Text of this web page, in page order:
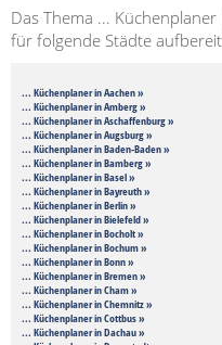
Das Thema ...
für folgende Städte
... Küchenplaner in Aachen »
... Küchenplaner in Amberg »
... Küchenplaner in Aschaffenburg »
... Küchenplaner in Augsburg »
... Küchenplaner in Baden-Baden »
... Küchenplaner in Bamberg »
... Küchenplaner in Basel »
... Küchenplaner in Bayreuth »
... Küchenplaner in Berlin »
... Küchenplaner in Bielefeld »
... Küchenplaner in Bocholt »
... Küchenplaner in Bochum »
... Küchenplaner in Bonn »
... Küchenplaner in Bremen »
... Küchenplaner in Cham »
... Küchenplaner in Chemnitz »
... Küchenplaner in Cottbus »
... Küchenplaner in Dachau »